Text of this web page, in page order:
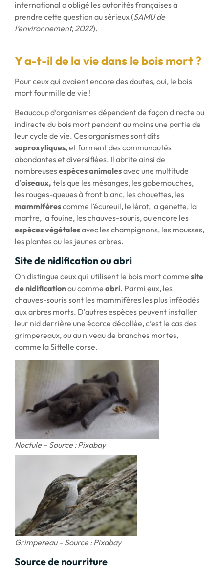
international a obligé les autorités françaises à
prendre cette question au sérieux (SAMU de
l’environnement, 2022).
Y a-t-il de la vie dans le bois mort ?
Pour ceux qui avaient encore des doutes, oui, le bois
mort fourmille de vie !
Beaucoup d’organismes dépendent de façon directe ou
indirecte du bois mort pendant au moins une partie de
leur cycle de vie. Ces organismes sont dits
saproxyliques, et forment des communautés
abondantes et diversifiées. Il abrite ainsi de
nombreusesespèces animalesavec une multitude
d’oiseaux, tels que les mésanges, les gobemouches,
les rouges-queues à front blanc, les chouettes, les
mammifèrescomme l’écureuil, le lérot, la genette, la
martre, la fouine, les chauves-souris, ou encore les
espèces végétalesavec les champignons, les mousses,
les plantes ou les jeunes arbres.
Site de nidification ou abri
On distingue ceux qui utilisent le bois mort comme site
de nidificationou comme abri. Parmi eux, les
chauves-souris sont les mammifères les plus inféodés
aux arbres morts. D’autres espèces peuvent installer
leur nid derrière une écorce décollée, c’est le cas des
grimpereaux, ou au niveau de branches mortes,
comme la Sittelle corse.
Noctule – Source : Pixabay
Grimpereau – Source : Pixabay
Source de nourriture